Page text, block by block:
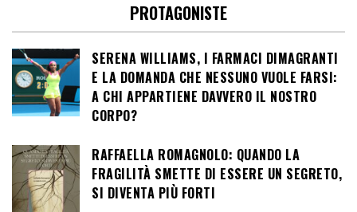
PROTAGONISTE
SERENA WILLIAMS, I FARMACI DIMAGRANTI
E LA DOMANDA CHE NESSUNO VUOLE FARSI:
A CHI APPARTIENE DAVVERO IL NOSTRO
CORPO?
RAFFAELLA ROMAGNOLO: QUANDO LA
FRAGILITÀ SMETTE DI ESSERE UN SEGRETO,
SI DIVENTA PIÙ FORTI